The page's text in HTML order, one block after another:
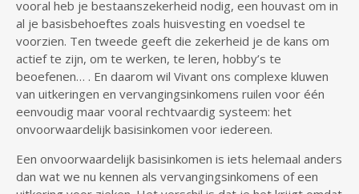
vooral heb je bestaanszekerheid nodig, een houvast om in
al je basisbehoeftes zoals huisvesting en voedsel te
voorzien. Ten tweede geeft die zekerheid je de kans om
actief te zijn, om te werken, te leren, hobby’s te
beoefenen… . En daarom wil Vivant ons complexe kluwen
van uitkeringen en vervangingsinkomens ruilen voor één
eenvoudig maar vooral rechtvaardig systeem: het
onvoorwaardelijk basisinkomen voor iedereen.
Een onvoorwaardelijk basisinkomen is iets helemaal anders
dan wat we nu kennen als vervangingsinkomens of een